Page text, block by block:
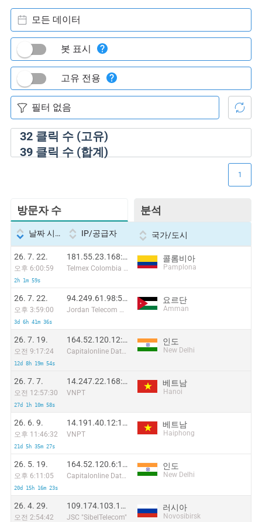
32클릭 수 (고유)
39클릭 수 (합계)
모든 데이터
봇 표시
고유 전용
방문자 수 분석
1
날짜 시간 IP/공급자 국가/도시
26. 7. 22.
오후 6:00:59
2h 1m 59s
181.55.23.168:16988
Telmex Colombia S.A.
콜롬비아
Pamplona
26. 7. 22.
오후 3:59:00
3d 6h 41m 36s
94.249.61.98:54459
Jordan Telecom Group ( Orange)
요르단
Amman
26. 7. 19.
오전 9:17:24
12d 8h 19m 54s
164.52.120.12:62668
Capitalonline Data Service (HK) Co
인도
New Delhi
26. 7. 7.
오전 12:57:30
27d 1h 10m 58s
14.247.22.168:51958
VNPT
베트남
Hanoi
26. 6. 9.
오후 11:46:32
21d 5h 35m 27s
14.191.40.12:14177
VNPT
베트남
Haiphong
26. 5. 19.
오후 6:11:05
20d 15h 16m 23s
164.52.120.6:10207
Capitalonline Data Service (HK) Co
인도
New Delhi
26. 4. 29.
오전 2:54:42
109.174.103.138
JSC "SibelTelecom"
러시아
Novosibirsk